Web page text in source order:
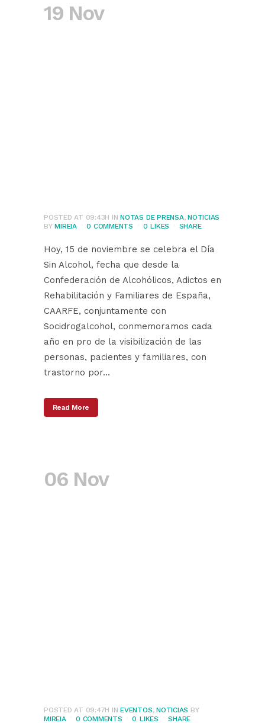
19 Nov
POSTED AT 09:43H INNOTAS DE PRENSA,NOTICIAS
BYMIREIA 0 COMMENTS 0 LIKES SHARE
Hoy, 15 de noviembre se celebra el Día
Sin Alcohol, fecha que desde la
Confederación de Alcohólicos, Adictos en
Rehabilitación y Familiares de España,
CAARFE, conjuntamente con
Socidrogalcohol, conmemoramos cada
año en pro de la visibilización de las
personas, pacientes y familiares, con
trastorno por...
Read More
06 Nov
POSTED AT 09:47H INEVENTOS,NOTICIAS BY
MIREIA
0 COMMENTS 0 LIKES SHARE